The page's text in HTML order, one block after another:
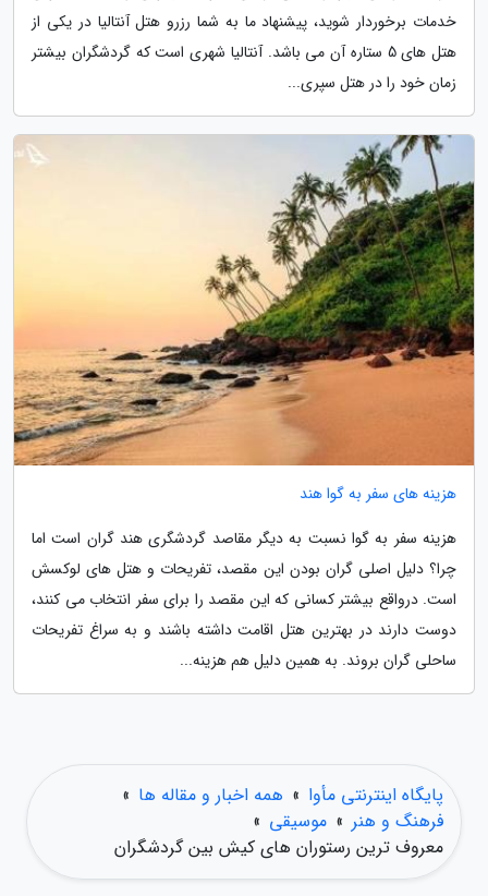
خدمات برخوردار شوید، پیشنهاد ما به شما رزرو هتل آنتالیا در یکی از
هتل های 5 ستاره آن می باشد. آنتالیا شهری است که گردشگران بیشتر
زمان خود را در هتل سپری...
هزینه های سفر به گوا هند
هزینه سفر به گوا نسبت به دیگر مقاصد گردشگری هند گران است اما
چرا؟ دلیل اصلی گران بودن این مقصد، تفریحات و هتل های لوکسش
است. درواقع بیشتر کسانی که این مقصد را برای سفر انتخاب می کنند،
دوست دارند در بهترین هتل اقامت داشته باشند و به سراغ تفریحات
ساحلی گران بروند. به همین دلیل هم هزینه...
پایگاه اینترنتی مأوا » همه اخبار و مقاله ها »
فرهنگ و هنر » موسیقی »
معروف ترین رستوران های کیش بین گردشگران